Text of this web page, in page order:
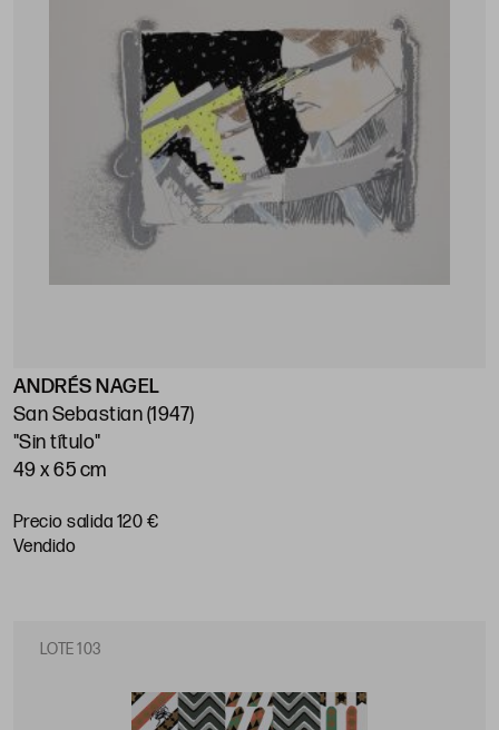
ANDRÉS NAGEL
San Sebastian (1947)
"Sin título"
49 x 65 cm
Precio salida 120 €
vendido
LOTE 103